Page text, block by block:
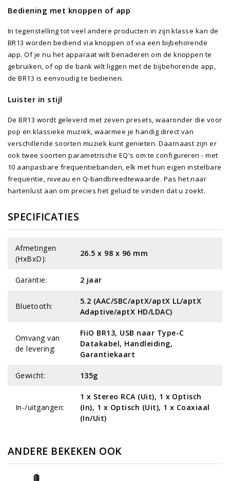
Bediening met knoppen of app
In tegenstelling tot veel andere producten in zijn klasse kan de
BR13 worden bediend via knoppen of via een bijbehorende
app. Of je nu het apparaat wilt benaderen om de knoppen te
gebruiken, of op de bank wilt liggen met de bijbehorende app,
de BR13 is eenvoudig te bedienen.
Luister in stijl
De BR13 wordt geleverd met zeven presets, waaronder die voor
pop en klassieke muziek, waarmee je handig direct van
verschillende soorten muziek kunt genieten. Daarnaast zijn er
ook twee soorten parametrische EQ's om te configureren - met
10 aanpasbare frequentiebanden, elk met hun eigen instelbare
frequentie, niveau en Q-bandbreedtewaarde. Pas het naar
hartenlust aan om precies het geluid te vinden dat u zoekt.
SPECIFICATIES
Afmetingen
(HxBxD):
26.5 x 98 x 96 mm
Garantie: 2 jaar
Bluetooth:
5.2 (AAC/SBC/aptX/aptX LL/aptX
Adaptive/aptX HD/LDAC)
Omvang van
de levering:
FiiO BR13, USB naar Type-C
Datakabel, Handleiding,
Garantiekaart
Gewicht: 135g
In-/uitgangen:
1 x Stereo RCA (Uit), 1 x Optisch
(In), 1 x Optisch (Uit), 1 x Coaxiaal
(In/Uit)
ANDERE BEKEKEN OOK